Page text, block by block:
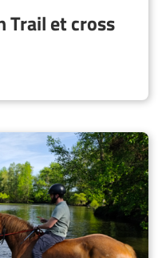
Trail et cross